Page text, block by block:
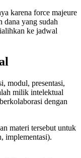
karena force majeure
dana yang sudah
ke jadwal
modul, presentasi,
milik intelektual
dengan
materi tersebut untuk
implementasi).